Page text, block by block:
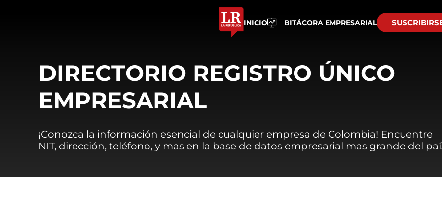
INICIO BITÁCORA EMPRESARIAL
DIRECTORIO REGISTRO ÚNICO
EMPRESARIAL
¡Conozca la información esencial de cualquier empresa de Colombia! Encuentre
NIT, dirección, teléfono, y mas en la base de datos empresarial mas grande del